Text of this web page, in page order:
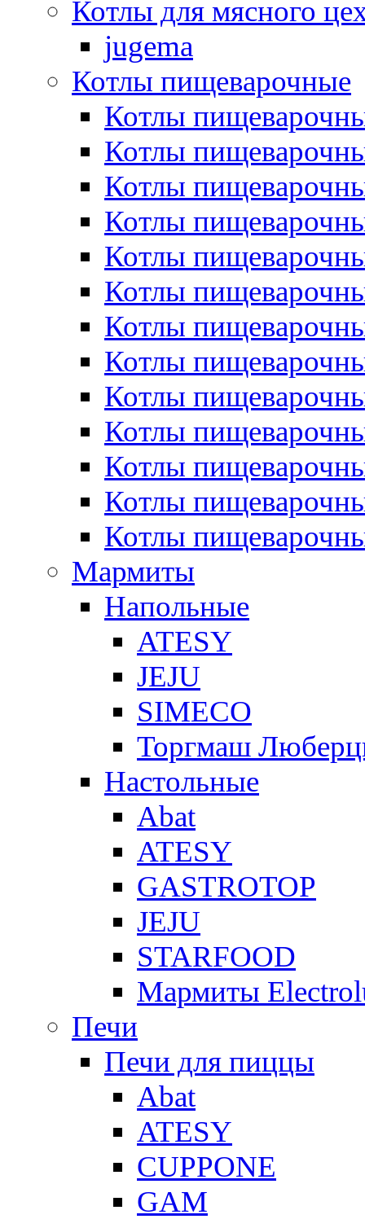
Котлы для мясного
jugema
Котлы пищеварочные
Котлы
Котлы
Котлы
Котлы
Котлы
Котлы
Котлы
Котлы
Котлы
Котлы
Котлы
Котлы
Котлы
Мармиты
Напольные
ATESY
JEJU
SIMECO
Торгмаш
Настольные
Abat
ATESY
GASTROTOP
JEJU
STARFOOD
Мармиты
Печи
Печи для пиццы
Abat
ATESY
CUPPONE
GAM